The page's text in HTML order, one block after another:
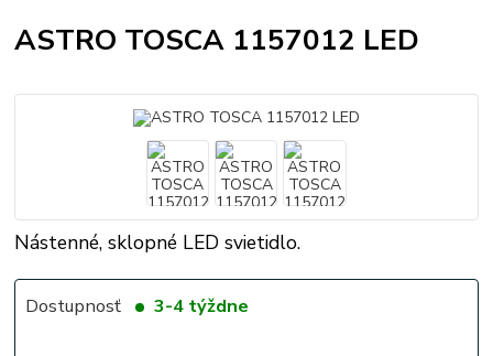
ASTRO TOSCA 1157012 LED
Nástenné, sklopné LED svietidlo.
Dostupnosť 3-4 týždne